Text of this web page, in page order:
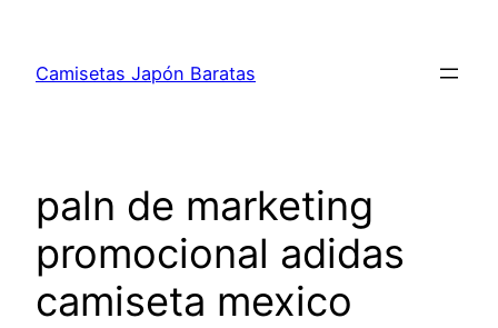
contenido
Camisetas Japón Baratas
paln de marketing
promocional adidas
camiseta mexico